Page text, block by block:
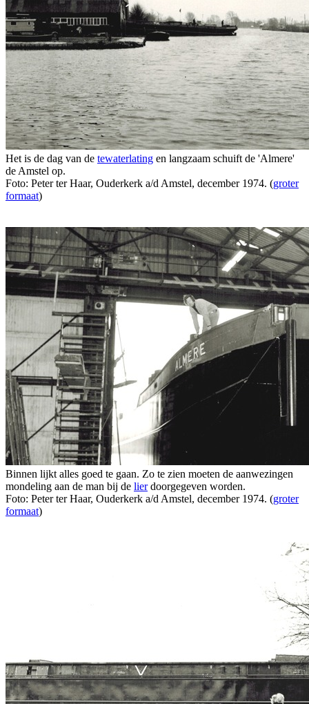
Het is de dag van de tewaterlating en langzaam schuift de 'Almere'
de Amstel op.
Foto: Peter ter Haar, Ouderkerk a/d Amstel, december 1974. (groter
formaat)
Binnen lijkt alles goed te gaan. Zo te zien moeten de aanwezingen
mondeling aan de man bij de lierdoorgegeven worden.
Foto: Peter ter Haar, Ouderkerk a/d Amstel, december 1974. (groter
formaat)